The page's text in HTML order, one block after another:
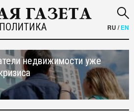
ПОЛИТИКА RU /EN
недвижимости уже